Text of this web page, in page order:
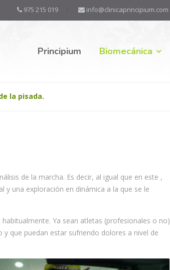
975 215 019 info@clinicaprincipium.com
Principium Biomecánica
la pisada.
de la marcha. Es decir, al igual que en este ,
una exploración en dinámica a la que se le
Ya sean atletas (profesionales o no)
que puedan estar sufriendo dolores a nivel de